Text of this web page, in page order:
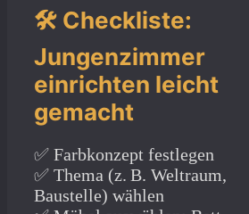
🛠️ Checkliste:
Jungenzimmer
einrichten leicht
gemacht
✅ Farbkonzept festlegen
✅ Thema (z. B. Weltraum,
Baustelle) wählen